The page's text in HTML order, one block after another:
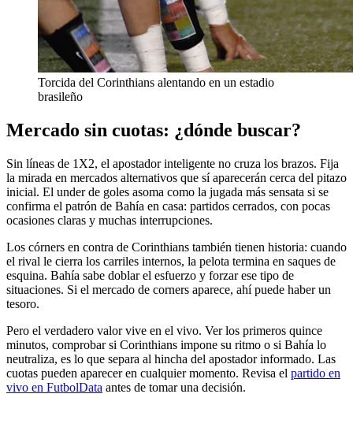
Torcida del Corinthians alentando en un estadio
brasileño
Mercado sin cuotas: ¿dónde buscar?
Sin líneas de 1X2, el apostador inteligente no cruza los brazos. Fija
la mirada en mercados alternativos que sí aparecerán cerca del pitazo
inicial. El under de goles asoma como la jugada más sensata si se
confirma el patrón de Bahía en casa: partidos cerrados, con pocas
ocasiones claras y muchas interrupciones.
Los córners en contra de Corinthians también tienen historia: cuando
el rival le cierra los carriles internos, la pelota termina en saques de
esquina. Bahía sabe doblar el esfuerzo y forzar ese tipo de
situaciones. Si el mercado de corners aparece, ahí puede haber un
tesoro.
Pero el verdadero valor vive en el vivo. Ver los primeros quince
minutos, comprobar si Corinthians impone su ritmo o si Bahía lo
neutraliza, es lo que separa al hincha del apostador informado. Las
cuotas pueden aparecer en cualquier momento. Revisa el partido en
vivo en FutbolData antes de tomar una decisión.